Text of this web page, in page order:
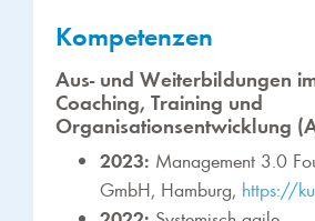
Kompetenzen
Aus- und Weiterbildungen
Coaching, Training und
Organisationsentwicklung
2023: Management 3.0
GmbH, Hamburg, https://